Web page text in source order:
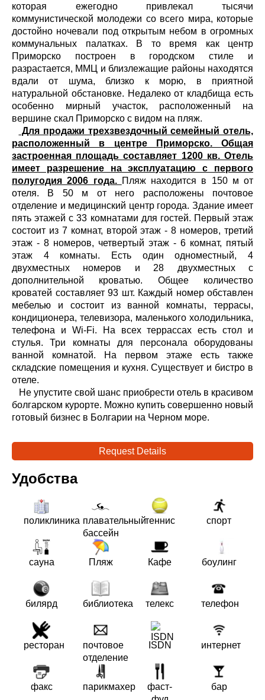
которая ежегодно привлекал тысячи
коммунистической молодежи со всего мира, которые
достойно ночевали под открытым небом в огромных
коммунальных палатках. В то время как центр
Приморско построен в городском стиле и
разрастается, ММЦ и близлежащие районы находятся
вдали от шума, близко к морю, в приятной
натуральной обстановке. Недалеко от кладбища есть
особенно мирный участок, расположенный на
вершине скал Приморско с видом на пляж.
Для продажи трехзвездочный семейный отель,
расположенный в центре Приморско. Общая
застроенная площадь составляет 1200 кв. Отель
имеет разрешение на эксплуатацию с первого
полугодия 2006 года. Пляж находится в 150 м от
отеля. В 50 м от него расположены почтовое
отделение и медицинский центр города. Здание имеет
пять этажей с 33 комнатами для гостей. Первый этаж
состоит из 7 комнат, второй этаж - 8 номеров, третий
этаж - 8 номеров, четвертый этаж - 6 комнат, пятый
этаж 4 комнаты. Есть один одноместный, 4
двухместных номеров и 28 двухместных с
дополнительной кроватью. Общее количество
кроватей составляет 93 шт. Каждый номер обставлен
мебелью и состоит из ванной комнаты, террасы,
кондиционера, телевизора, маленького холодильника,
телефона и Wi-Fi. На всех террассах есть стол и
стулья. Три комнаты для персонала оборудованы
ванной комнатой. На первом этаже есть также
складские помещения и кухня. Существует и бистро в
отеле.
Не упустите свой шанс приобрести отель в красивом
болгарском курорте. Можно купить совершенно новый
готовый бизнес в Болгарии на Черном море.
Request Details
Удобства
поликлиника плавательный
бассейн
теннис спорт
сауна Пляж Кафе боулинг
билярд библиотека телекс телефон
ресторан
почтовое
отделение
ISDN интернет
факс парикмахер
фаст-
бар